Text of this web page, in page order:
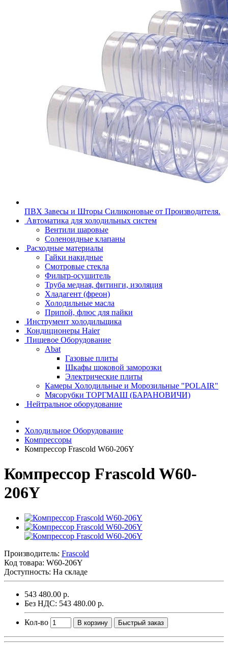
ПВХ Завесы и Шторы Силиконовые от Производителя.
Автоматика для холодильных систем
Вентили шаровые
Соленоидные клапаны
Расходные материалы
Гайки накидные
Смотровые стекла
Фильтр-осушитель
Труба медная, фитинги, изоляция
Хладагент (фреон)
Холодильные масла
Припой, флюс для пайки
Инструмент холодильщика
Кондиционеры Haier
Пищевое Оборудование
Abat
Газовые плиты
Шкафы шоковой заморозки
Электрические плиты
Камеры Холодильные и Морозильные "POLAIR"
Мясорубки ТОРГМАШ (БАРАНОВИЧИ)
Нейтральное оборудование
Холодильное Оборудование
Компрессоры
Компрессор Frascold W60-206Y
Компрессор Frascold W60-
206Y
Производитель: Frascold
Код товара: W60-206Y
Доступность: На складе
543 480.00 р.
Без НДС: 543 480.00 р.
Кол-во В корзину Быстрый заказ